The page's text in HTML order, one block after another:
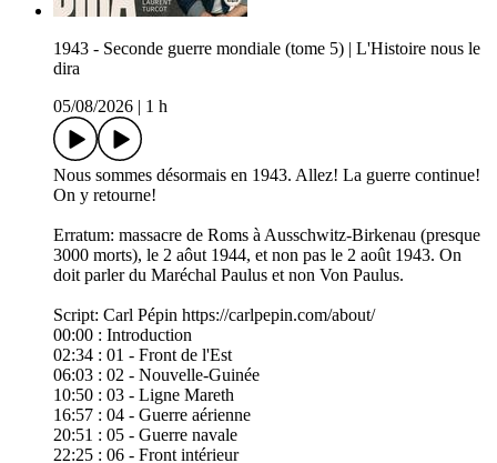
1943 - Seconde guerre mondiale (tome 5) | L'Histoire nous le
dira
05/08/2026
1 h
Nous sommes désormais en 1943. Allez! La guerre continue!
On y retourne!
Erratum: massacre de Roms à Ausschwitz-Birkenau (presque
3000 morts), le 2 aôut 1944, et non pas le 2 août 1943. On
doit parler du Maréchal Paulus et non Von Paulus.
Script: Carl Pépin https://carlpepin.com/about/
00:00​ : Introduction
02:34 : 01 - Front de l'Est
06:03 : 02 - Nouvelle-Guinée
10:50 : 03 - Ligne Mareth
16:57 : 04 - Guerre aérienne
20:51 : 05 - Guerre navale
22:25 : 06 - Front intérieur